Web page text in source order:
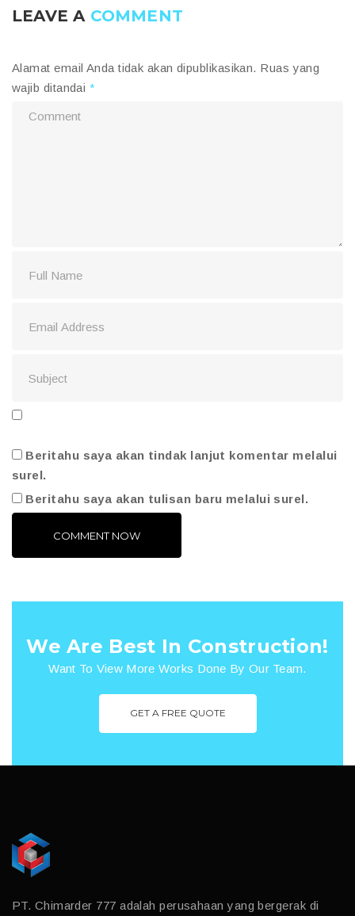
LEAVE A COMMENT
Alamat email Anda tidak akan dipublikasikan. Ruas yang
wajib ditandai *
Beritahu saya akan tindak lanjut komentar melalui
surel.
Beritahu saya akan tulisan baru melalui surel.
We Are Best In Construction!
Want To View More Works Done By Our Team.
GET A FREE QUOTE
PT. Chimarder 777 adalah perusahaan yang bergerak di